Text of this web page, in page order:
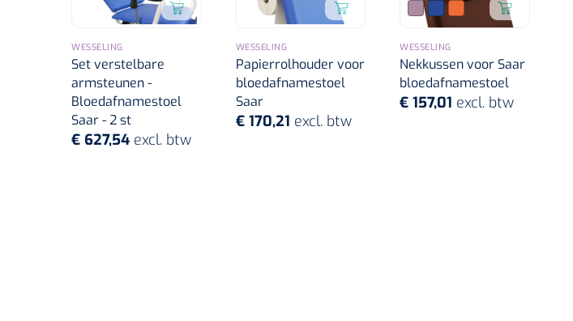
WESSELING
Set verstelbare
armsteunen -
Bloedafnamestoel
Saar - 2 st
€ 627,54 excl. btw
WESSELING
Papierrolhouder voor
bloedafnamestoel
Saar
€ 170,21 excl. btw
WESSELING
Nekkussen voor Saar
bloedafnamestoel
€ 157,01 excl. btw